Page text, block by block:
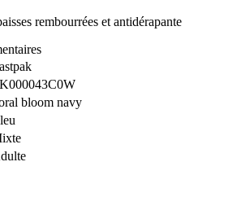
rembourrées et antidérapante
bloom navy